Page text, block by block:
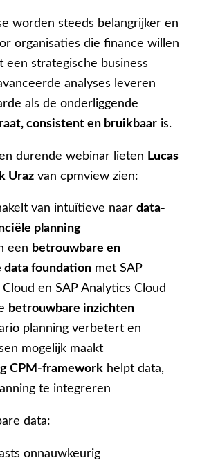
worden steeds belangrijker en
organisaties die finance willen
strategische business
analyses leveren
als de onderliggende
consistent en bruikbaar is.
durende webinar lieten Lucas
Uraz van cpmview zien:
van intuïtieve naar data-
planning
een betrouwbare en
foundationmet SAP
Cloud en SAP Analytics Cloud
betrouwbare inzichten
planning verbetert en
mogelijk maakt
CPM-frameworkhelpt data,
te integreren
data:
onnauwkeurig